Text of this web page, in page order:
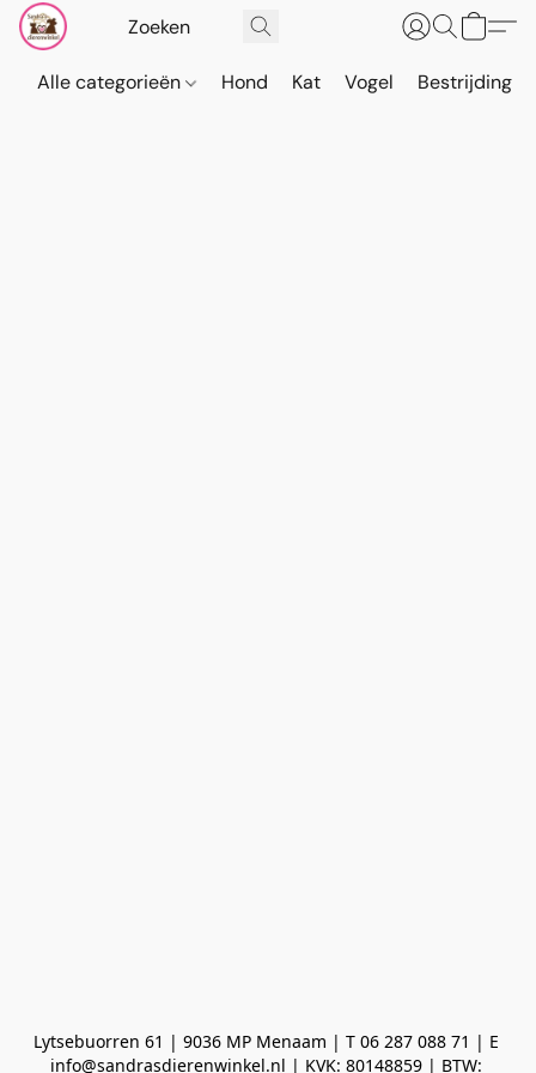
Alle categorieën Hond Kat Vogel Bestrijding
Lytsebuorren 61 | 9036 MP Menaam | T 06 287 088 71 | E
info@sandrasdierenwinkel.nl | KVK: 80148859 | BTW: